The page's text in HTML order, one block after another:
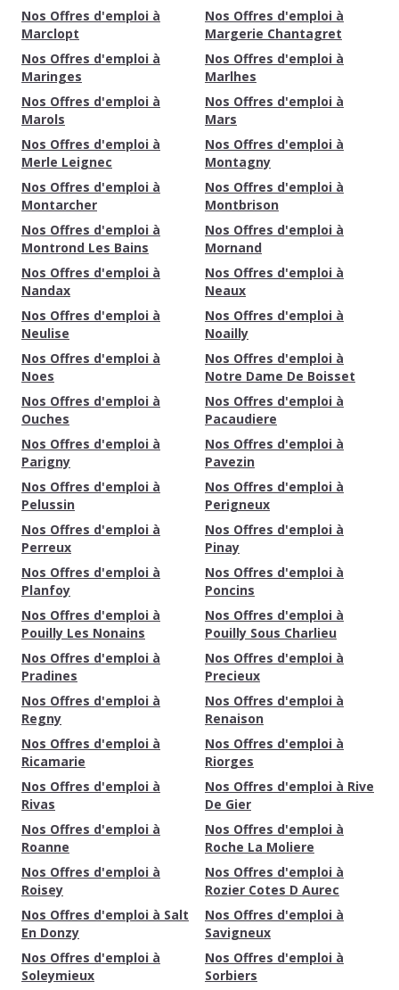
Nos Offres d'emploi à
Marclopt
Nos Offres d'emploi à
Margerie Chantagret
Nos Offres d'emploi à
Maringes
Nos Offres d'emploi à
Marlhes
Nos Offres d'emploi à
Marols
Nos Offres d'emploi à
Mars
Nos Offres d'emploi à
Merle Leignec
Nos Offres d'emploi à
Montagny
Nos Offres d'emploi à
Montarcher
Nos Offres d'emploi à
Montbrison
Nos Offres d'emploi à
Montrond Les Bains
Nos Offres d'emploi à
Mornand
Nos Offres d'emploi à
Nandax
Nos Offres d'emploi à
Neaux
Nos Offres d'emploi à
Neulise
Nos Offres d'emploi à
Noailly
Nos Offres d'emploi à
Noes
Nos Offres d'emploi à
Notre Dame De Boisset
Nos Offres d'emploi à
Ouches
Nos Offres d'emploi à
Pacaudiere
Nos Offres d'emploi à
Parigny
Nos Offres d'emploi à
Pavezin
Nos Offres d'emploi à
Pelussin
Nos Offres d'emploi à
Perigneux
Nos Offres d'emploi à
Perreux
Nos Offres d'emploi à
Pinay
Nos Offres d'emploi à
Planfoy
Nos Offres d'emploi à
Poncins
Nos Offres d'emploi à
Pouilly Les Nonains
Nos Offres d'emploi à
Pouilly Sous Charlieu
Nos Offres d'emploi à
Pradines
Nos Offres d'emploi à
Precieux
Nos Offres d'emploi à
Regny
Nos Offres d'emploi à
Renaison
Nos Offres d'emploi à
Ricamarie
Nos Offres d'emploi à
Riorges
Nos Offres d'emploi à
Rivas
Nos Offres d'emploi à Rive
De Gier
Nos Offres d'emploi à
Roanne
Nos Offres d'emploi à
Roche La Moliere
Nos Offres d'emploi à
Roisey
Nos Offres d'emploi à
Rozier Cotes D Aurec
Nos Offres d'emploi à Salt
En Donzy
Nos Offres d'emploi à
Savigneux
Nos Offres d'emploi à
Soleymieux
Nos Offres d'emploi à
Sorbiers